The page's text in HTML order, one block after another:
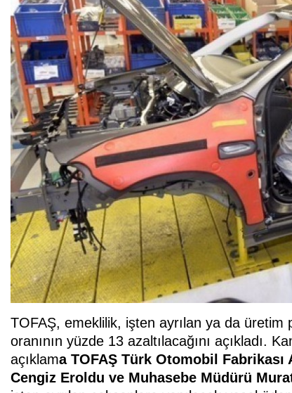
TOFAŞ, emeklilik, işten ayrılan ya da üretim
oranının yüzde 13 azaltılacağını açıkladı.
açıklama TOFAŞ Türk Otomobil
Cengiz Eroldu ve Muhasebe Müdürü